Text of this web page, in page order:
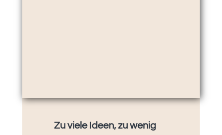
Zu viele Ideen, zu wenig